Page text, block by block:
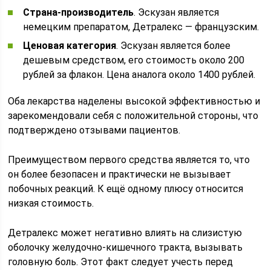
Страна-производитель. Эскузан является
немецким препаратом, Детралекс — французским.
Ценовая категория. Эскузан является более
дешевым средством, его стоимость около 200
рублей за флакон. Цена аналога около 1400 рублей.
Оба лекарства наделены высокой эффективностью и
зарекомендовали себя с положительной стороны, что
подтверждено отзывами пациентов.
Преимуществом первого средства является то, что
он более безопасен и практически не вызывает
побочных реакций. К ещё одному плюсу относится
низкая стоимость.
Детралекс может негативно влиять на слизистую
оболочку желудочно-кишечного тракта, вызывать
головную боль. Этот факт следует учесть перед